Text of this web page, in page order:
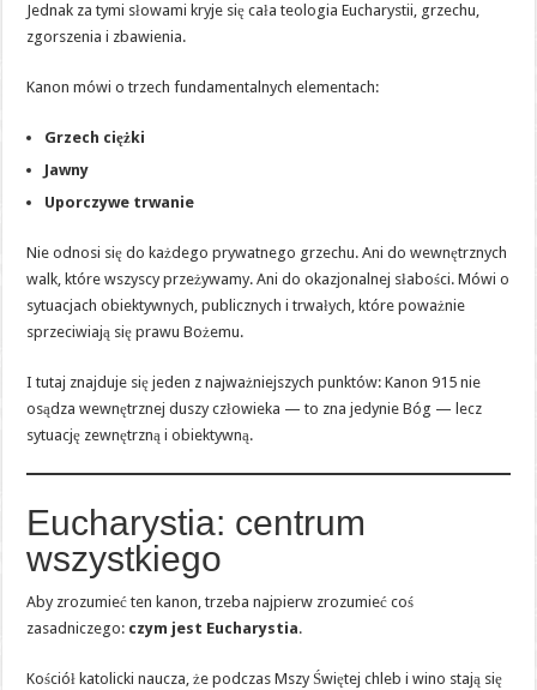
Jednak za tymi słowami kryje się cała teologia Eucharystii, grzechu,
zgorszenia i zbawienia.
Kanon mówi o trzech fundamentalnych elementach:
Grzech ciężki
Jawny
Uporczywe trwanie
Nie odnosi się do każdego prywatnego grzechu. Ani do wewnętrznych
walk, które wszyscy przeżywamy. Ani do okazjonalnej słabości. Mówi o
sytuacjach obiektywnych, publicznych i trwałych, które poważnie
sprzeciwiają się prawu Bożemu.
I tutaj znajduje się jeden z najważniejszych punktów: Kanon 915 nie
osądza wewnętrznej duszy człowieka — to zna jedynie Bóg — lecz
sytuację zewnętrzną i obiektywną.
Eucharystia: centrum
wszystkiego
Aby zrozumieć ten kanon, trzeba najpierw zrozumieć coś
zasadniczego: czym jest Eucharystia.
Kościół katolicki naucza, że podczas Mszy Świętej chleb i wino stają się